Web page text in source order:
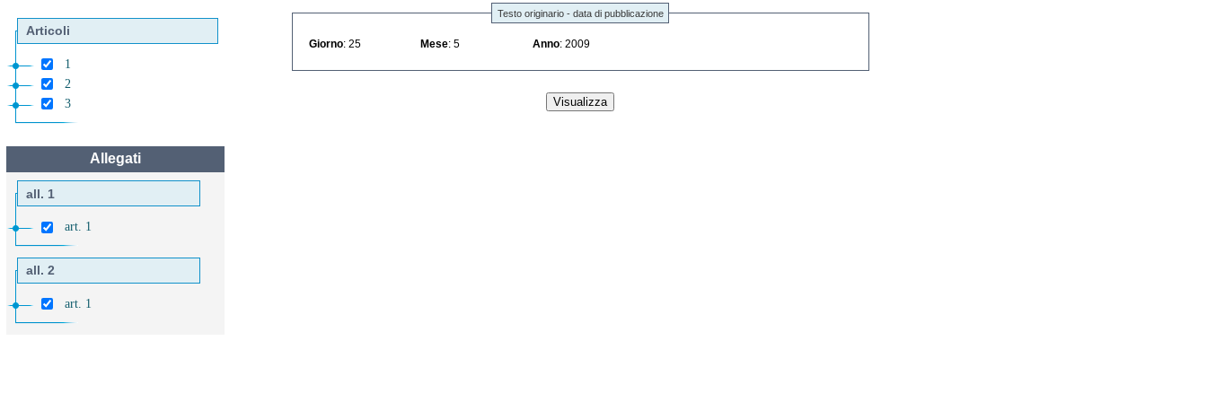
Articoli
1
2
3
Allegati
all. 1
art. 1
all. 2
art. 1
Testo originario - data di pubblicazione
Giorno : 25 Mese : 5 Anno : 2009